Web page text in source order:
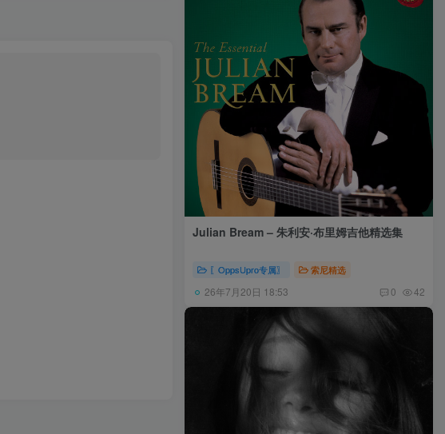
Julian Bream – 朱利安·布里姆吉他精选集
〖OppsUpro专属〗 索尼精选
26年7月20日 18:53 0 42